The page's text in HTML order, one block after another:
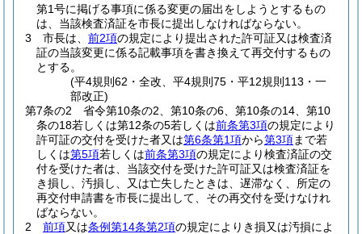
第1号に掲げる事項に係る変更の届出をしようとするもの
は、当該検査済証を市長に提出しなければならない。
3
市長は、 前2項の規定により提出された許可証又は検査済
証の当該変更に係る記載事項を書き換えて再交付するもの
とする。
(平4規則62・全改、平4規則75・平12規則113・一
部改正)
第7条の2
省令第10条の2、第10条の6、第10条の14、第10
条の18若しくは第12条の5若しくは前条第3項の規定により
許可証の交付を受けた者又は第6条第1項から第3項まで若
しくは第5項若しくは前条第3項の規定により検査済証の交
付を受けた者は、当該交付を受けた許可証又は検査済証を
き損し、汚損し、又は亡失したときは、遅滞なく、所定の
再交付申請書を市長に提出して、その再交付を受けなけれ
ばならない。
2
前項又は条例第14条第2項の規定によりき損又は汚損によ